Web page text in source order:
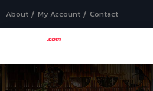
About My Account Contact